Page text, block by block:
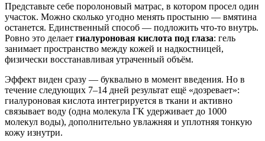
Представьте себе поролоновый матрас, в котором просел один
участок. Можно сколько угодно менять простыню — вмятина
останется. Единственный способ — подложить что-то внутрь.
Ровно это делает гиалуроновая кислота под глаза: гель
занимает пространство между кожей и надкостницей,
физически восстанавливая утраченный объём.
Эффект виден сразу — буквально в момент введения. Но в
течение следующих 7–14 дней результат ещё «дозревает»:
гиалуроновая кислота интегрируется в ткани и активно
связывает воду (одна молекула ГК удерживает до 1000
молекул воды), дополнительно увлажняя и уплотняя тонкую
кожу изнутри.